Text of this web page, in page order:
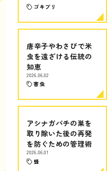
ゴキブリ
唐辛子やわさびで米
虫を遠ざける伝統の
知恵
2026.06.02
害虫
アシナガバチの巣を
取り除いた後の再発
を防ぐための管理術
2026.06.01
蜂